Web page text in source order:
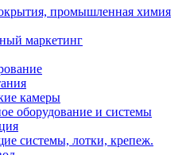
промышленная химия
маркетинг
камеры
оборудование и системы
системы, лотки, крепеж.